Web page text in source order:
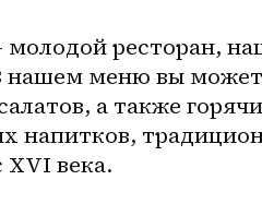
молодой ресторан,
нашем меню вы
а также
напитков,
XVI века.